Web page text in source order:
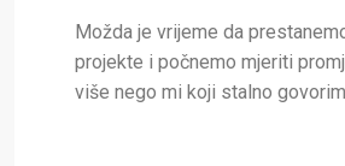
Možda je vrijeme da
projekte i počnemo mjeriti
više nego mi koji stalno